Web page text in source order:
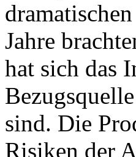
Jahre
hat sich das
sind. Die
Risiken der